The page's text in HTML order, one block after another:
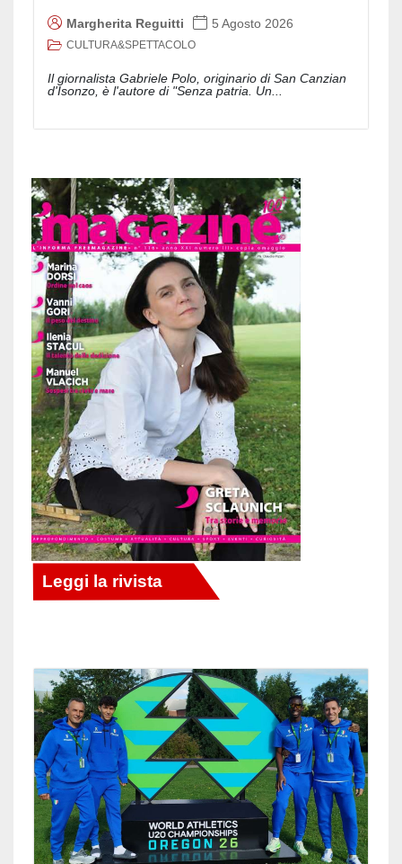
Margherita Reguitti 5 Agosto 2026
CULTURA&SPETTACOLO
Il giornalista Gabriele Polo, originario di San Canzian
d'Isonzo, è l'autore di "Senza patria. Un...